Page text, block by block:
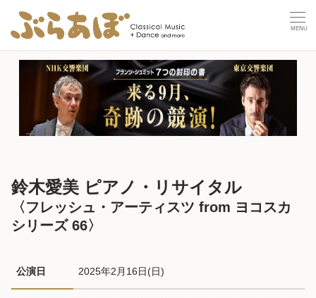
鈴木愛美 ピアノ・リサイタル
〈フレッシュ・アーティスツ from ヨコスカ
シリーズ 66〉
公演日 2025年2月16日(日)